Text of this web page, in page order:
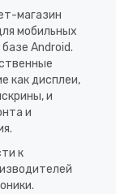
магазин
мобильных
Android.
как дисплеи,
и
и
к